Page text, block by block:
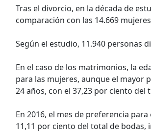
Tras el divorcio, en la década de
comparación con las 14.669
Según el estudio, 11.940 personas
En el caso de los matrimonios, la
para las mujeres, aunque el mayor
24 años, con el 37,23 por ciento del
En 2016, el mes de preferencia
11,11 por ciento del total de bodas,